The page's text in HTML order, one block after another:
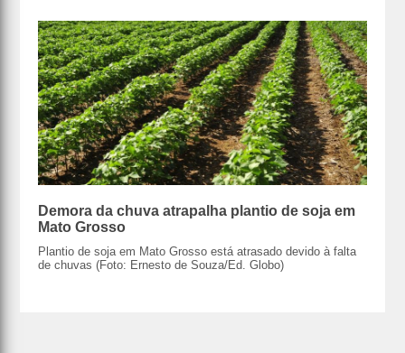
Demora da chuva atrapalha plantio de soja em
Mato Grosso
Plantio de soja em Mato Grosso está atrasado devido à falta
de chuvas (Foto: Ernesto de Souza/Ed. Globo)